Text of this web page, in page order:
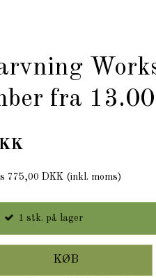
fra
775,00 DKK (inkl. moms)
1 stk. på lager
KØB